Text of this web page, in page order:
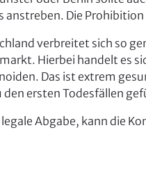
anstreben. Die
verbreitet sich so
Hierbei handelt es
Das ist extrem
den ersten Todesfällen
legale Abgabe, kann die